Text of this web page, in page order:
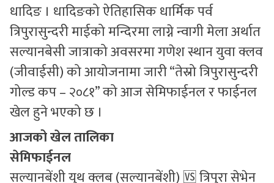
धादिङ । धादिङको ऐतिहासिक धार्मिक पर्व
त्रिपुरासुन्दरी माईको मन्दिरमा लाग्ने न्वागी मेला अर्थात
सल्यानबेसी जात्राको अवसरमा गणेश स्थान युवा क्लव
(जीवाईसी) को आयोजनामा जारी “तेस्रो त्रिपुरासुन्दरी
गोल्ड कप – २०८१” को आज सेमिफाईनल र फाईनल
खेल हुने भएको छ ।
आजको खेल तालिका
सेमिफाईनल
सल्यानबेंशी युथ क्लब (सल्यानबेंशी) 🆚 त्रिपुरा सेभेन